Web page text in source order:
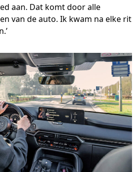
aan. Dat komt door alle
van de auto. Ik kwam na elke rit